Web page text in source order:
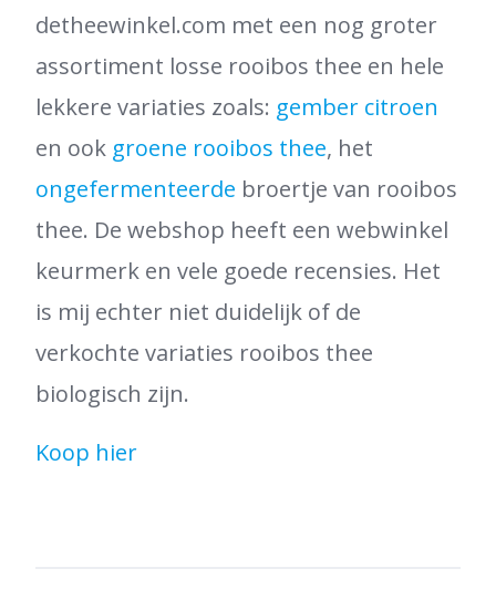
detheewinkel.com met een nog groter
assortiment losse rooibos thee en hele
lekkere variaties zoals: gember citroen
en ook groene rooibos thee, het
ongefermenteerde broertje van rooibos
thee. De webshop heeft een webwinkel
keurmerk en vele goede recensies. Het
is mij echter niet duidelijk of de
verkochte variaties rooibos thee
biologisch zijn.
Koop hier